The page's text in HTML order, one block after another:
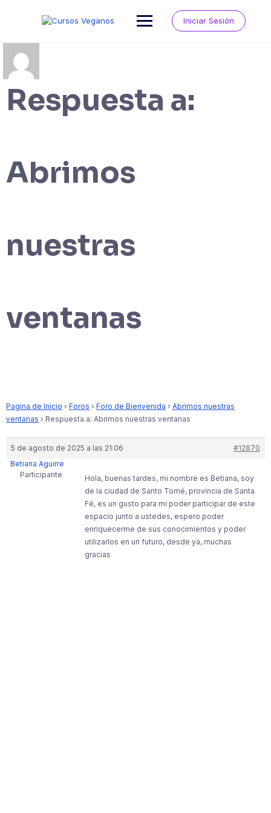
Iniciar Sesión
Respuesta a:
Abrimos
nuestras
ventanas
Pagina de Inicio › Foros › Foro de Bienvenida › Abrimos nuestras
ventanas › Respuesta a: Abrimos nuestras ventanas
5 de agosto de 2025 a las 21:06
#12870
Betiana Aguirre
Participante
Hola, buenas tardes, mi nombre es Betiana, soy
de la ciudad de Santo Tomé, provincia de Santa
Fé, es un gusto para mi poder participar de este
espacio junto a ustedes, espero poder
enriquecerme de sus conocimientos y poder
utilizarlos en un futuro, desde ya, muchas
gracias